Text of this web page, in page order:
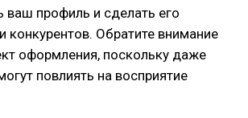
ваш профиль и сделать его
конкурентов. Обратите внимание
оформления, поскольку даже
повлиять на восприятие